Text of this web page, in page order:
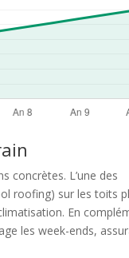
concrètes. L’une des
roofing) sur les toits
En
les week-ends,